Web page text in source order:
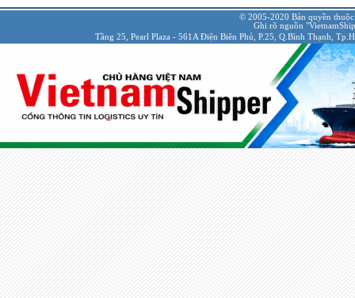
© 2005-2020 Bản quyền
Ghi rõ nguồn
Tầng 25, Pearl Plaza - 561A Điện Biên Phủ, P.25, Q.Bình Thạnh,